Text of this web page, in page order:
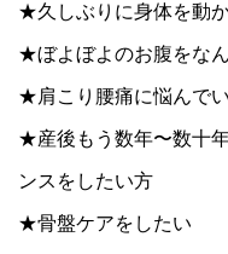
★久しぶりに身体を動
★ぼよぼよのお腹をな
★肩こり腰痛に悩んで
★産後もう数年〜数十
ンスをしたい方
★骨盤ケアをしたい